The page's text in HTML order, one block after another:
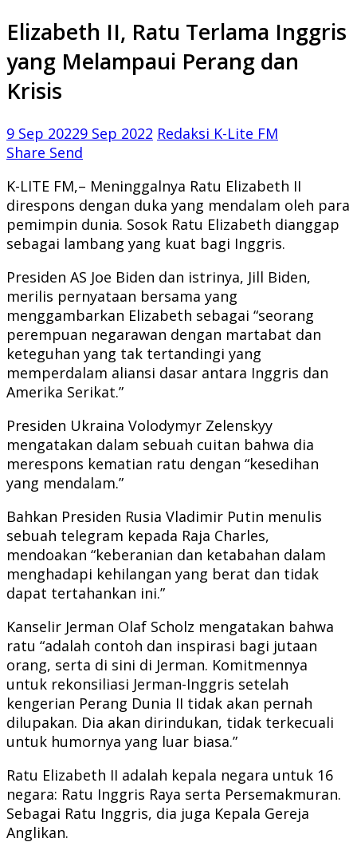
Elizabeth II, Ratu Terlama Inggris
yang Melampaui Perang dan
Krisis
9 Sep 20229 Sep 2022 Redaksi K-Lite FM
Share Send
K-LITE FM,– Meninggalnya Ratu Elizabeth II
direspons dengan duka yang mendalam oleh para
pemimpin dunia. Sosok Ratu Elizabeth dianggap
sebagai lambang yang kuat bagi Inggris.
Presiden AS Joe Biden dan istrinya, Jill Biden,
merilis pernyataan bersama yang
menggambarkan Elizabeth sebagai “seorang
perempuan negarawan dengan martabat dan
keteguhan yang tak tertandingi yang
memperdalam aliansi dasar antara Inggris dan
Amerika Serikat.”
Presiden Ukraina Volodymyr Zelenskyy
mengatakan dalam sebuah cuitan bahwa dia
merespons kematian ratu dengan “kesedihan
yang mendalam.”
Bahkan Presiden Rusia Vladimir Putin menulis
sebuah telegram kepada Raja Charles,
mendoakan “keberanian dan ketabahan dalam
menghadapi kehilangan yang berat dan tidak
dapat tertahankan ini.”
Kanselir Jerman Olaf Scholz mengatakan bahwa
ratu “adalah contoh dan inspirasi bagi jutaan
orang, serta di sini di Jerman. Komitmennya
untuk rekonsiliasi Jerman-Inggris setelah
kengerian Perang Dunia II tidak akan pernah
dilupakan. Dia akan dirindukan, tidak terkecuali
untuk humornya yang luar biasa.”
Ratu Elizabeth II adalah kepala negara untuk 16
negara: Ratu Inggris Raya serta Persemakmuran.
Sebagai Ratu Inggris, dia juga Kepala Gereja
Anglikan.